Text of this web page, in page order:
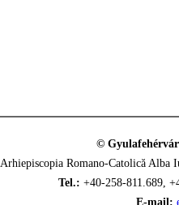
©
Arhiepiscopia Romano-Catolică
Tel.: +40-258-811.689,
E-mail: